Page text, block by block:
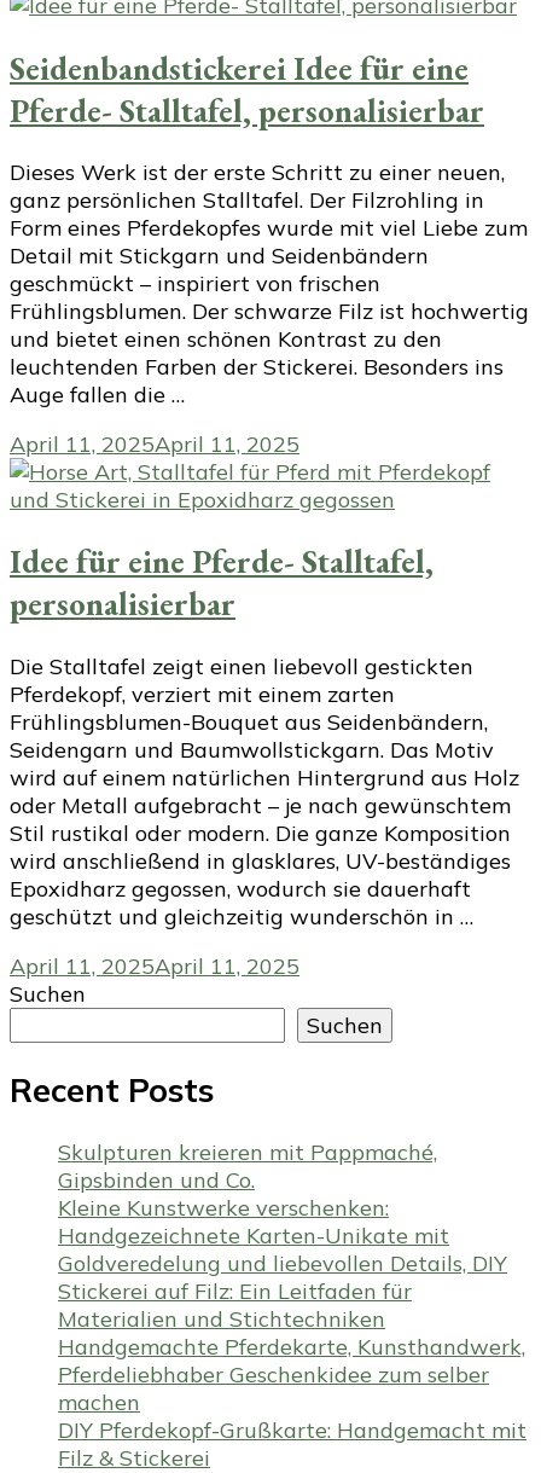
Seidenbandstickerei Idee für eine
Pferde- Stalltafel, personalisierbar
Dieses Werk ist der erste Schritt zu einer neuen,
ganz persönlichen Stalltafel. Der Filzrohling in
Form eines Pferdekopfes wurde mit viel Liebe zum
Detail mit Stickgarn und Seidenbändern
geschmückt – inspiriert von frischen
Frühlingsblumen. Der schwarze Filz ist hochwertig
und bietet einen schönen Kontrast zu den
leuchtenden Farben der Stickerei. Besonders ins
Auge fallen die …
April 11, 2025April 11, 2025
Idee für eine Pferde- Stalltafel,
personalisierbar
Die Stalltafel zeigt einen liebevoll gestickten
Pferdekopf, verziert mit einem zarten
Frühlingsblumen-Bouquet aus Seidenbändern,
Seidengarn und Baumwollstickgarn. Das Motiv
wird auf einem natürlichen Hintergrund aus Holz
oder Metall aufgebracht – je nach gewünschtem
Stil rustikal oder modern. Die ganze Komposition
wird anschließend in glasklares, UV-beständiges
Epoxidharz gegossen, wodurch sie dauerhaft
geschützt und gleichzeitig wunderschön in …
April 11, 2025April 11, 2025
Suchen
Suchen
Recent Posts
Skulpturen kreieren mit Pappmaché,
Gipsbinden und Co.
Kleine Kunstwerke verschenken:
Handgezeichnete Karten-Unikate mit
Goldveredelung und liebevollen Details, DIY
Stickerei auf Filz: Ein Leitfaden für
Materialien und Stichtechniken
Handgemachte Pferdekarte, Kunsthandwerk,
Pferdeliebhaber Geschenkidee zum selber
machen
DIY Pferdekopf-Grußkarte: Handgemacht mit
Filz & Stickerei